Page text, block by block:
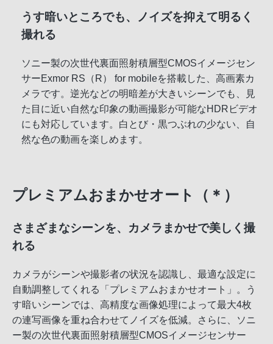
うす暗いところでも、ノイズを抑えて明るく
撮れる
ソニー製の次世代裏面照射積層型CMOSイメージセン
サーExmor RS（R） for mobileを搭載した、高画素カ
メラです。逆光などの明暗差が大きいシーンでも、見
た目に近い自然な印象の動画撮影が可能なHDRビデオ
にも対応しています。白とび・黒つぶれの少ない、自
然な色の動画を楽しめます。
プレミアムおまかせオート（＊）
さまざまなシーンを、カメラまかせで美しく撮
れる
カメラがシーンや撮影者の状況を認識し、最適な設定に
自動調整してくれる「プレミアムおまかせオート」。う
す暗いシーンでは、高精度な画像処理によって最大4枚
の連写画像を重ね合わせてノイズを低減。さらに、ソニ
ー製の次世代裏面照射積層型CMOSイメージセンサー